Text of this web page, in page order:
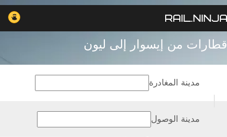
قطارات من إيسوار إلى ليون
مدينة المغادرة
مدينة الوصول